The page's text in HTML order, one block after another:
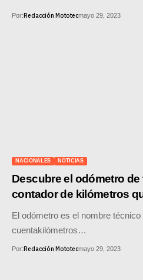
Por:Redacción Mototecmayo 29, 2023
NACIONALES NOTICIAS
Descubre el odómetro de
contador de kilómetros
El odómetro es el nombre
cuentakilómetros…
Por:Redacción Mototecmayo 29, 2023